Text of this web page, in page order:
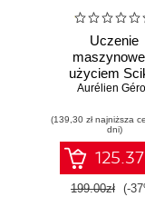
Uczenie
użyciem
Learn i
narzędzia i
systemów
Aurélien
(139,30 zł najniższa
dni)
125.37
199.00zł (-